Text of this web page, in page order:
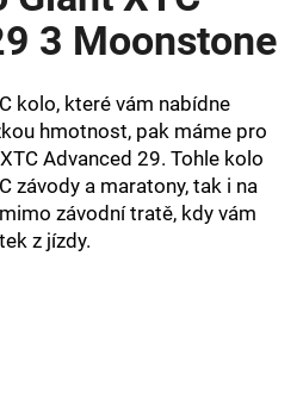
3 Moonstone
kolo, které vám nabídne
hmotnost, pak máme pro
Advanced 29. Tohle kolo
závody a maratony, tak i na
závodní tratě, kdy vám
z jízdy.